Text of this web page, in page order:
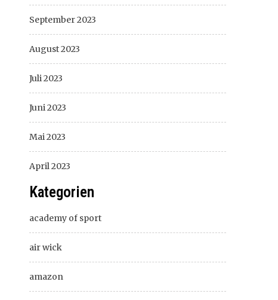
September 2023
August 2023
Juli 2023
Juni 2023
Mai 2023
April 2023
Kategorien
academy of sport
air wick
amazon